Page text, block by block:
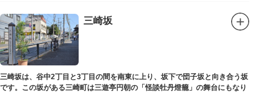
三崎坂
三崎坂は、谷中2丁目と3丁目の間を南東に上り、坂下で団子坂と向き合う坂
です。この坂がある三崎町は三遊亭円朝の「怪談牡丹燈籠」の舞台にもなり